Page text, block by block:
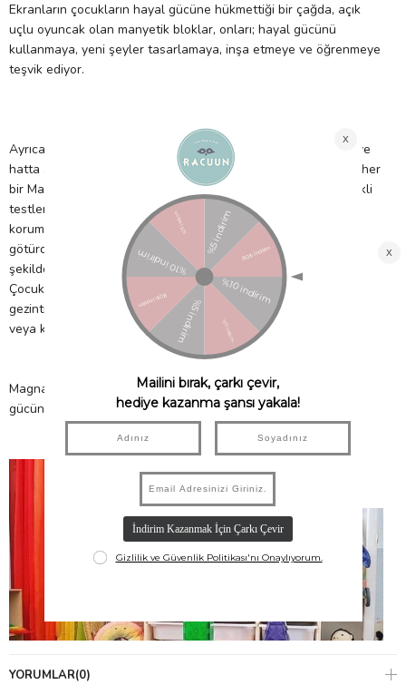
Ekranların çocukların hayal gücüne hükmettiği bir çağda, açık
uçlu oyuncak olan manyetik bloklar, onları; hayal gücünü
kullanmaya, yeni şeyler tasarlamaya, inşa etmeye ve öğrenmeye
teşvik ediyor.
Ayrıca Magna-Tiles, ilgili tüm güvenlik standartlarını karşılar ve
hatta aşar. İçinizin rahat etmesi için, her bir manyetik şekil ve her
bir Magna-Tiles seti bu yüksek standartları korumak için sürekli
testlere tabi tutulur. BPA, ftalat ve lateks içermez. Çocukları
korumak için, manyetik şekilleri ellerine ve hatta ağızlarına
götürdüklerinde zarar görmeyecekleri ve yutamayacakları
şekilde üretilmiş, tamamen güvenli bir tasarıma sahiptir.
Çocuklarınız Magna-Tiles setleri ile hayal dünyalarında bir
gezintiye çıktığında gönül rahatlığı ile onlar ile birlikte oynayabilir
veya kendinize zaman ayırabilirsiniz.
Magna-Tiles setleri ile sunulan yaratıcı oyun süresi ile hayal
gücünün bir sınırı yok!
YORUMLAR(0)